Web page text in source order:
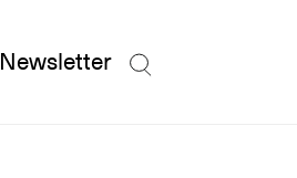
Newsletter